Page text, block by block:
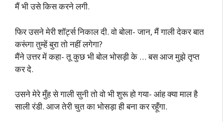
मैं भी उसे किस करने लगी.
फिर उसने मेरी शॉर्ट्स निकाल दी. वो बोला- जान, मैं गाली देकर बात
करूंगा तुम्हें बुरा तो नहीं लगेगा?
मैंने उत्तर में कहा- तू कुछ भी बोल भोसड़ी के … बस आज मुझे तृप्त
कर दे.
उसने मेरे मुँह से गाली सुनी तो वो भी शुरू हो गया- आंह क्या माल है
साली रंडी. आज तेरी चुत का भोसड़ा ही बना कर रहूँगा.